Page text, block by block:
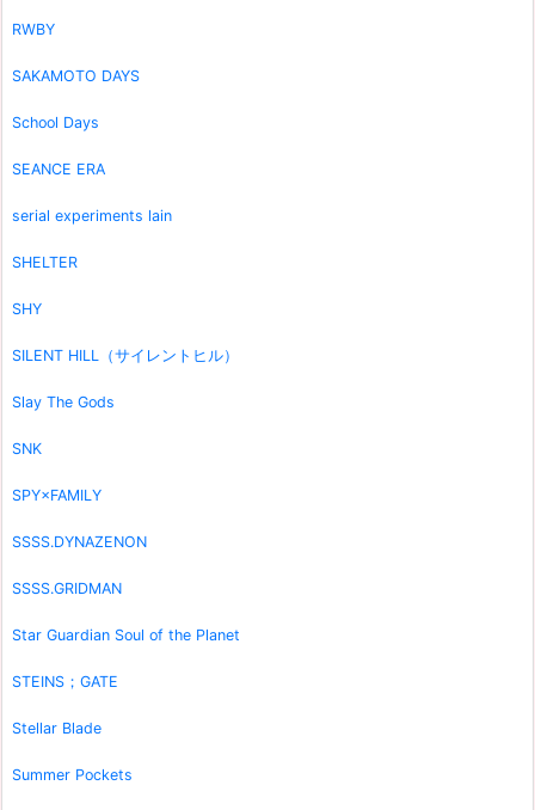
RWBY
SAKAMOTO DAYS
School Days
SEANCE ERA
serial experiments lain
SHELTER
SHY
SILENT HILL（サイレントヒル）
Slay The Gods
SNK
SPY×FAMILY
SSSS.DYNAZENON
SSSS.GRIDMAN
Star Guardian Soul of the Planet
STEINS；GATE
Stellar Blade
Summer Pockets